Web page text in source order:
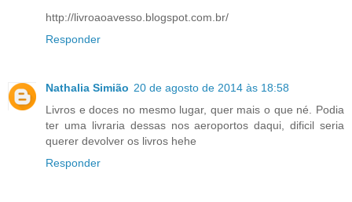
http://livroaoavesso.blogspot.com.br/
Responder
Nathalia Simião 20 de agosto de 2014 às 18:58
Livros e doces no mesmo lugar, quer mais o que né. Podia
ter uma livraria dessas nos aeroportos daqui, dificil seria
querer devolver os livros hehe
Responder